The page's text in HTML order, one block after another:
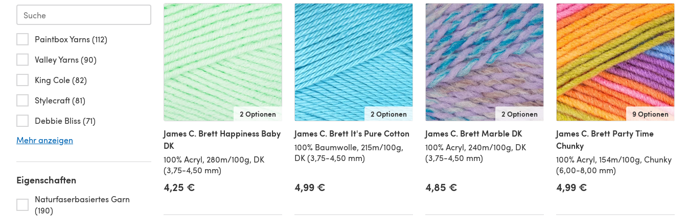
Paintbox Yarns (112)
Valley Yarns (90)
King Cole (82)
Stylecraft (81)
Debbie Bliss (71)
Mehr anzeigen
Eigenschaften
Naturfaserbasiertes Garn
(190)
2 Optionen
James C. Brett Happiness Baby
DK
100% Acryl, 280m/100g, DK
(3,75-4,50 mm)
4,25 €
2 Optionen
James C. Brett It's Pure Cotton
100% Baumwolle, 215m/100g,
DK (3,75-4,50 mm)
4,99 €
2 Optionen
James C. Brett Marble DK
100% Acryl, 240m/100g, DK
(3,75-4,50 mm)
4,85 €
9 Optionen
James C. Brett Party Time
Chunky
100% Acryl, 154m/100g, Chunky
(6,00-8,00 mm)
4,99 €